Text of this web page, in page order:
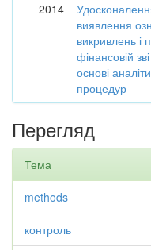
2014
виявлення
викривлень і
фінансовій
основі
процедур
Перегляд
Тема
methods
контроль